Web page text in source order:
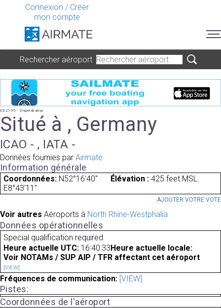
Connexion / Créer
mon compte
Rechercher aéroport
ED2195 - Engerskamp
Situé à , Germany
ICAO - , IATA -
Données fournies par Airmate
Information générale
Coordonnées: N52°16'40"
E8°43'11"
Élévation : 425 feet MSL.
AJOUTER VOTRE VOTE
Voir autres Aéroports à North Rhine-Westphalia
Données opérationnelles
Special qualification required
Heure actuelle UTC: 16:40:33 Heure actuelle locale:
Voir NOTAMs / SUP AIP / TFR affectant cet aéroport
[VIEW]
Fréquences de communication: [VIEW]
Pistes:
Coordonnées de l'aéroport